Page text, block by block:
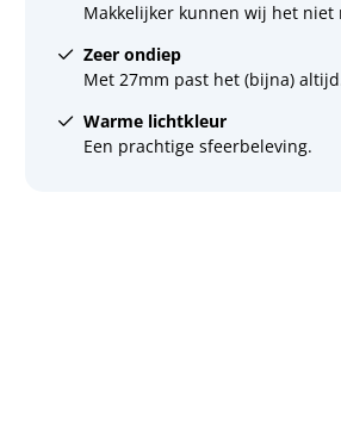
Makkelijker kunnen wij het niet
Zeer ondiep
Met 27mm past het (bijna)
Warme lichtkleur
Een prachtige sfeerbeleving.